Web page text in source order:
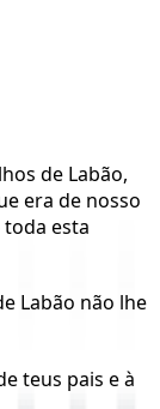
de Labão,
era de nosso
esta
Labão não lhe
teus pais e à